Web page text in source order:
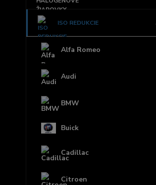
ISO REDUKCIE
Alfa Romeo
Audi
BMW
Buick
Cadillac
Citroen